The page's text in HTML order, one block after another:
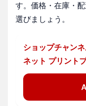
す。価格・在庫・
選びましょう。
ショップチャン
ネット プリント